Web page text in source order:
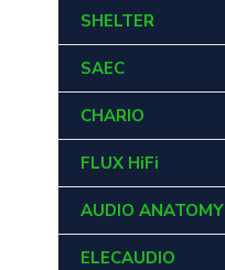
SHELTER
SAEC
CHARIO
FLUX HiFi
AUDIO ANATOMY
ELECAUDIO